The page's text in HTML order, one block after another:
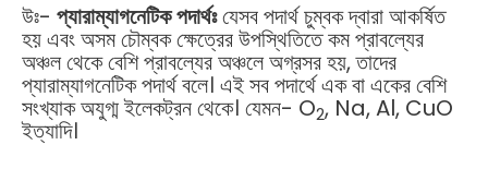
উঃ- প্যারাম্যাগনেটিক পদার্থঃযেসব পদার্থ চুম্বক দ্বারা আকর্ষিত
হয় এবং অসম চৌম্বক ক্ষেত্রের উপস্থিতিতে কম প্রাবল্যের
অঞ্চল থেকে বেশি প্রাবল্যের অঞ্চলে অগ্রসর হয়, তাদের
প্যারাম্যাগনেটিক পদার্থ বলে। এই সব পদার্থে এক বা একের বেশি
সংখ্যাক অযুগ্ম ইলেকট্রন থেকে। যেমন- O2, Na, Al, CuO
ইত্যাদি।